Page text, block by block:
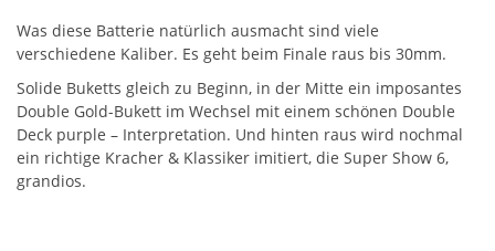
Was diese Batterie natürlich ausmacht sind viele
verschiedene Kaliber. Es geht beim Finale raus bis 30mm.
Solide Buketts gleich zu Beginn, in der Mitte ein imposantes
Double Gold-Bukett im Wechsel mit einem schönen Double
Deck purple – Interpretation. Und hinten raus wird nochmal
ein richtige Kracher & Klassiker imitiert, die Super Show 6,
grandios.